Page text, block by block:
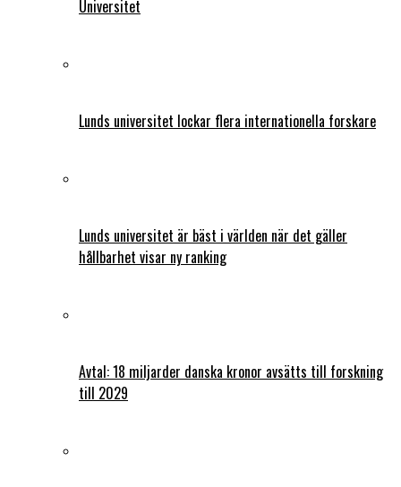
Universitet
Lunds universitet lockar flera internationella forskare
Lunds universitet är bäst i världen när det gäller
hållbarhet visar ny ranking
Avtal: 18 miljarder danska kronor avsätts till forskning
till 2029